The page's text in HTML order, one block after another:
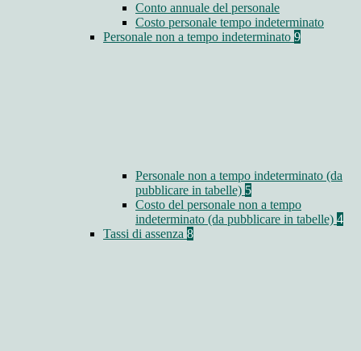
Conto annuale del personale
Costo personale tempo indeterminato
Personale non a tempo indeterminato 9
Personale non a tempo indeterminato (da
pubblicare in tabelle) 5
Costo del personale non a tempo
indeterminato (da pubblicare in tabelle) 4
Tassi di assenza 8